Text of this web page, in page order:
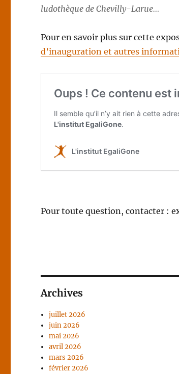
ludothèque de Chevilly-Larue…
Pour en savoir plus sur cette
d’inauguration et autres
Pour toute question, contacter :
Archives
juillet 2026
juin 2026
mai 2026
avril 2026
mars 2026
février 2026